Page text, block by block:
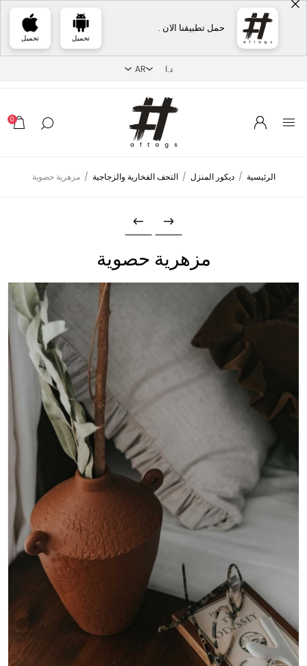
حمل تطبيقنا الان .
تحميل تحميل
0
الرئيسية / ديكور المنزل / التحف الفخارية والزجاجية / مزهرية حصوية
مزهرية حصوية